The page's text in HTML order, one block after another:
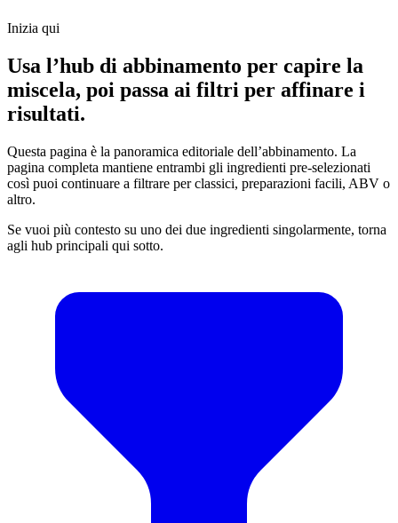
Inizia qui
Usa l’hub di abbinamento per capire la
miscela, poi passa ai filtri per affinare i
risultati.
Questa pagina è la panoramica editoriale dell’abbinamento. La
pagina completa mantiene entrambi gli ingredienti pre-selezionati
così puoi continuare a filtrare per classici, preparazioni facili, ABV o
altro.
Se vuoi più contesto su uno dei due ingredienti singolarmente, torna
agli hub principali qui sotto.